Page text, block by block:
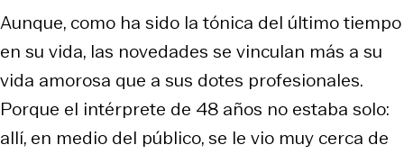
Aunque, como ha sido la tónica del último tiempo
en su vida, las novedades se vinculan más a su
vida amorosa que a sus dotes profesionales.
Porque el intérprete de 48 años no estaba solo:
allí, en medio del público, se le vio muy cerca de